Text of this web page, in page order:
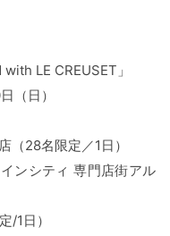
with LE CREUSET」
（日）
（28名限定／1日）
ンシティ 専門店街アル
/1日）